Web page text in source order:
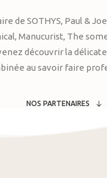
de SOTHYS, Paul &
Manucurist, The
découvrir la
au savoir faire
NOS PARTENAIRES